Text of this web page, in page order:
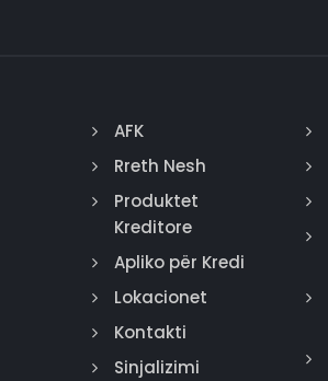
AFK
Rreth Nesh
Produktet
Kreditore
Apliko për Kredi
Lokacionet
Kontakti
Sinjalizimi